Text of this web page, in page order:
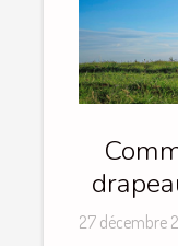
27 décembre